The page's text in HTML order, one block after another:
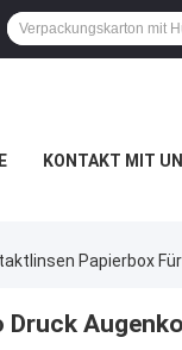
KONTAKT MIT
Papierbox
Druck